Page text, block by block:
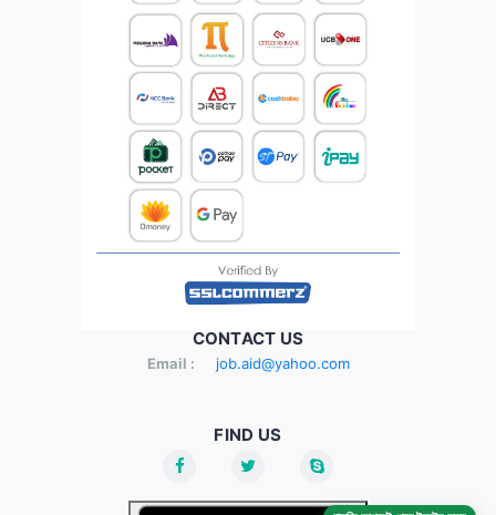
CONTACT US
Email : job.aid@yahoo.com
FIND US